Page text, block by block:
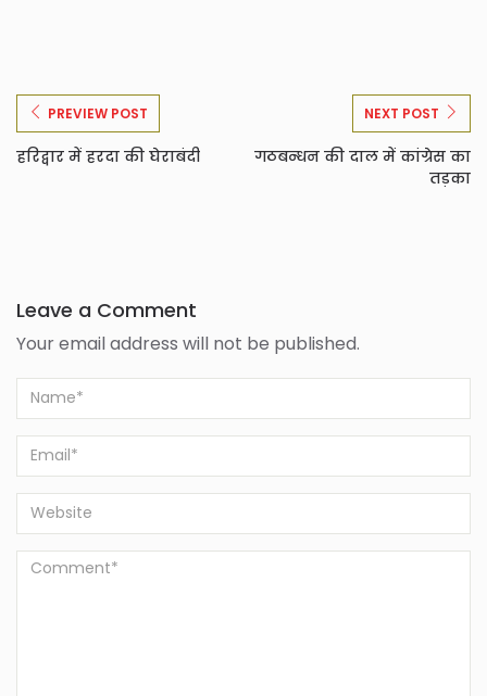
PREVIEW POST
हरिद्वार में हरदा की घेराबंदी
NEXT POST
गठबन्धन की दाल में कांग्रेस का
तड़का
Leave a Comment
Your email address will not be published.